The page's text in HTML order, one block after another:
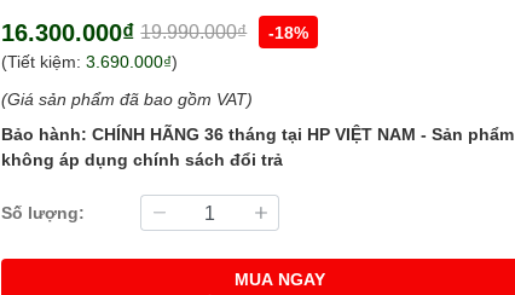
16.300.000₫ 19.990.000₫
-18%
(Tiết kiệm:3.690.000₫)
(Giá sản phẩm đã bao gồm VAT)
Bảo hành: CHÍNH HÃNG 36 tháng tại HP VIỆT NAM - Sản phẩm
không áp dụng chính sách đổi trả
Số lượng:
MUA NGAY